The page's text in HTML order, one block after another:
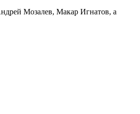
Мозалев, Макар Игнатов, а